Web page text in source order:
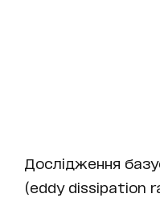
Дослідження
(eddy dissipation